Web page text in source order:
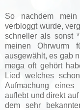
So nachdem
verbloggt wurde,
schneller als sonst
meinen Ohrwurm
ausgewählt, es gab
mega oft gehört
Lied welches
Aufmachung
auflebt und direkt
dem sehr